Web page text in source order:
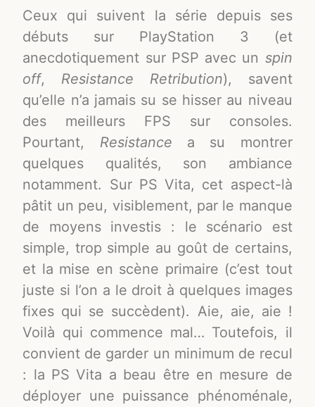
Ceux qui suivent la série depuis ses
débuts sur PlayStation 3 (et
anecdotiquement sur PSP avec un spin
off, Resistance Retribution), savent
qu’elle n’a jamais su se hisser au niveau
des meilleurs FPS sur consoles.
Pourtant, Resistance a su montrer
quelques qualités, son ambiance
notamment. Sur PS Vita, cet aspect-là
pâtit un peu, visiblement, par le manque
de moyens investis : le scénario est
simple, trop simple au goût de certains,
et la mise en scène primaire (c’est tout
juste si l’on a le droit à quelques images
fixes qui se succèdent). Aie, aie, aie !
Voilà qui commence mal… Toutefois, il
convient de garder un minimum de recul
: la PS Vita a beau être en mesure de
déployer une puissance phénoménale,